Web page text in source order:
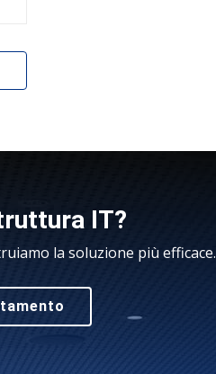
IT?
la soluzione più efficace.